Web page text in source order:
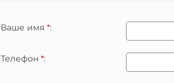
Ваше имя *:
Телефон *: